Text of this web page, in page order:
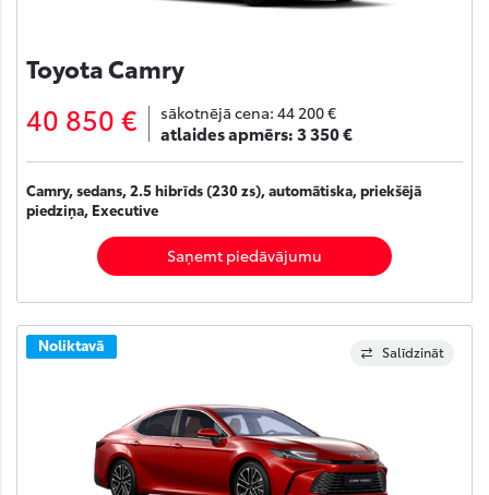
Toyota Camry
40 850 € sākotnējā cena: 44 200 €
atlaides apmērs:3 350 €
Camry, sedans, 2.5 hibrīds (230 zs), automātiska, priekšējā
piedziņa, Executive
Saņemt piedāvājumu
Salīdzināt
Noliktavā